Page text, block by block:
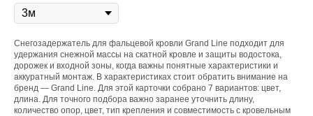
Снегозадержатель для фальцевой кровли Grand Line подходит для
удержания снежной массы на скатной кровле и защиты водостока,
дорожек и входной зоны, когда важны понятные характеристики и
аккуратный монтаж. В характеристиках стоит обратить внимание на
бренд — Grand Line. Для этой карточки собрано 7 вариантов: цвет,
длина. Для точного подбора важно заранее уточнить длину,
количество опор, цвет, тип крепления и совместимость с кровельным